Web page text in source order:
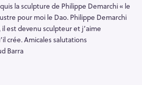
la sculpture de Philippe Demarchi « le
pour moi le Dao. Philippe Demarchi
est devenu sculpteur et j’aime
crée. Amicales salutations
Barra